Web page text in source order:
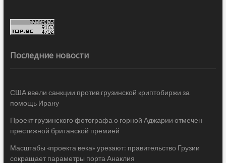
Последние новости
США ввели санкции против грузинской криптобиржи за
помощь Ирану
Проект грузинского фотографа о горной Аджарии отмечен
престижной британской премией
Масштабы «проекта века» урезают: правительство Грузии
сокращает параметры порта Анаклия